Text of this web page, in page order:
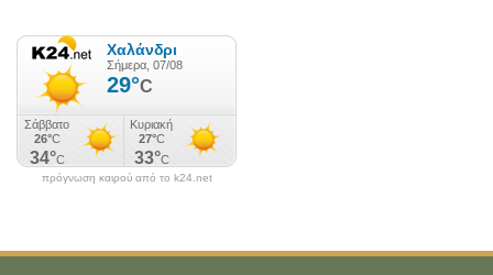
πρόγνωση καιρού από το k24.net